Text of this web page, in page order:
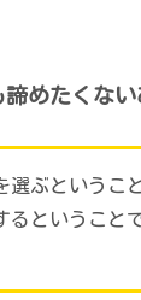
諦めたくな
選ぶというこ
るということ